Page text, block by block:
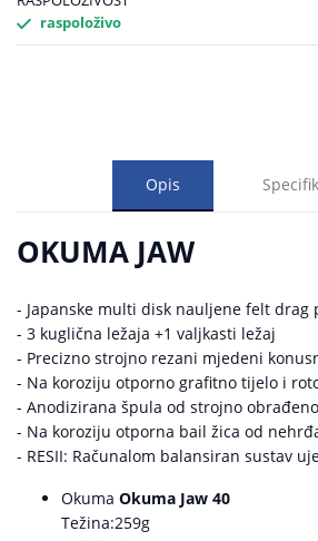
raspoloživo
Opis
OKUMA JAW
- Japanske multi disk nauljene felt drag
- 3 kuglična ležaja +1 valjkasti ležaj
- Precizno strojno rezani mjedeni
- Na koroziju otporno grafitno tijelo i
- Anodizirana špula od strojno
- Na koroziju otporna bail žica od
- RESII: Računalom balansiran sustav
Okuma Okuma Jaw 40
Težina:259g